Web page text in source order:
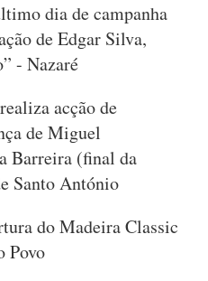
dia de campanha
de Edgar Silva,
- Nazaré
acção de
de Miguel
Barreira (final da
Santo António
do Madeira Classic
Povo